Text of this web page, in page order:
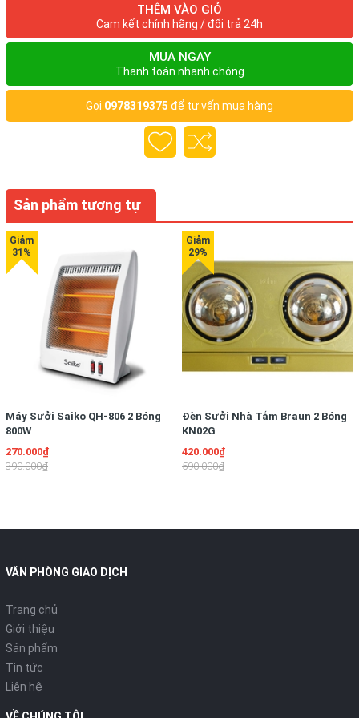
Việc riêng ban đầu sau mỗi buổi thức dậy là buộc phải bước
vào khu vệ sinh để mà làm vệ sinh chính mình. Ta cũng rất
Tiết trời này thì sẽ lạnh giá phải không bạn?, phải nói đến vào
khi sáng sớm. Khuynh hướng đa số hầu như cực kì ngại
ngùng vào lúc bước ra từ cái giường để bước tới nhà vệ sinh
để mà làm làm sạch bản thể, bởi vì khu nhà tắm là vị trí cực
kì giá lạnh. Cái buốt giá từ bốn phía tường phủ đá cùng hơi
Chúng ta thường thường tự vấn cùng việc làm thế nào cho
để sự sống nhiều hơn nữa tiện dụng hơn nữa. Phòng nhà
tắm cũng luôn là nơi ấm áp thú vị cho toàn bộ cá nhân trong
tổ ấm? Việc dễ dàng này hoàn toàn dễ dàng nằm ở kiểm
soát của bạn, chỉ với một ít số tiền chẳng nhiều nhặn là mọi
người với cả gia đình đương nhiên sẽ có được 1 mùa Đông
không bị lạnh giá.
Chúng ta muốn biết rõ model thiết bị gì có công dụng mang
cho ấm dễ chịu dành cho phòng tắm của các bạn đúng
không? Trên cả trang thiết bị đó thật sự bớt nhiều số tiền,
đạt được hiệu suất cực cao, vừa đủ với mong mỏi không
gia đình của bản thân và nhất là đảm bảo dành cho tất cả
mọi người.
Chúng tôi xin đề xuất model sản phẩm chuyên sử dụng nhà
tắm đã dùng đối với các khu nhà tắm ở các tổ ấm trong
định mức công suất tiêu hao nhưng mang đến sự ấm nóng
Thêm vào đó, do bởi là dạng đèn sưởi ấm chuyên dành cho
khu vệ sinh vì vậy sự đảm bảo đã được nghiên cứu và đặt
thiết kế dạng thủy tinh cứng chịu bị nóng cực tốt, không nổ
toàn bộ do nhiệt ngay cả khi nhỡ không may bị nước bắn vào.
Và bây giờ, http://densuoinhatamtot.com xin đề xuất đến mọi
người model trang thiết bị chuyên dành khu vệ sinh Heizen HE-
THÊM VÀO GIỎ
Cam kết chính hãng / đổi trả 24h
MUA NGAY
Thanh toán nhanh chóng
Gọi 0978319375 để tư vấn mua hàng
Sản phẩm tương tự
Máy Sưởi Saiko QH-806 2 Bóng
800W
270.000₫
390.000₫
Đèn Sưởi Nhà Tắm Braun 2 Bóng
KN02G
420.000₫
590.000₫
VĂN PHÒNG GIAO DỊCH
Trang chủ
Giới thiệu
Sản phẩm
Tin tức
Liên hệ